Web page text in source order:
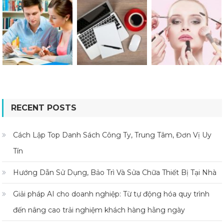
RECENT POSTS
Cách Lập Top Danh Sách Công Ty, Trung Tâm, Đơn Vị Uy
Tín
Hướng Dẫn Sử Dụng, Bảo Trì Và Sửa Chữa Thiết Bị Tại Nhà
Giải pháp AI cho doanh nghiệp: Từ tự động hóa quy trình
đến nâng cao trải nghiệm khách hàng hằng ngày